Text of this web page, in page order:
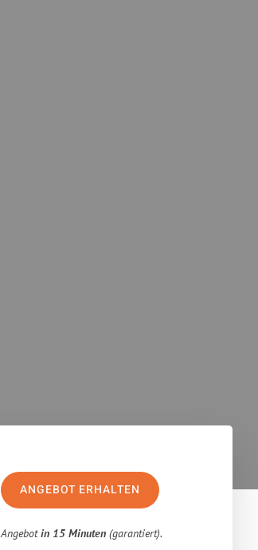
ANGEBOT ERHALTEN
Angebotin 15 Minuten (garantiert).